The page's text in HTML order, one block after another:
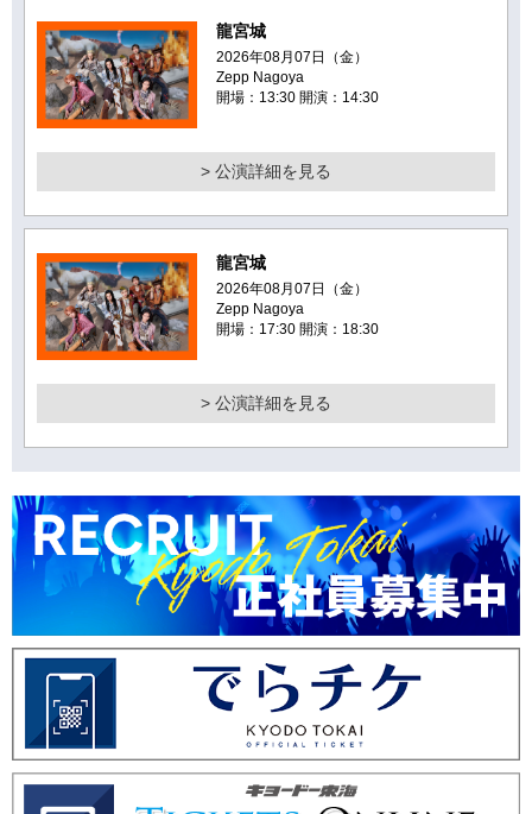
龍宮城
2026年08月07日（金）
Zepp Nagoya
開場：13:30 開演：14:30
> 公演詳細を見る
龍宮城
2026年08月07日（金）
Zepp Nagoya
開場：17:30 開演：18:30
> 公演詳細を見る